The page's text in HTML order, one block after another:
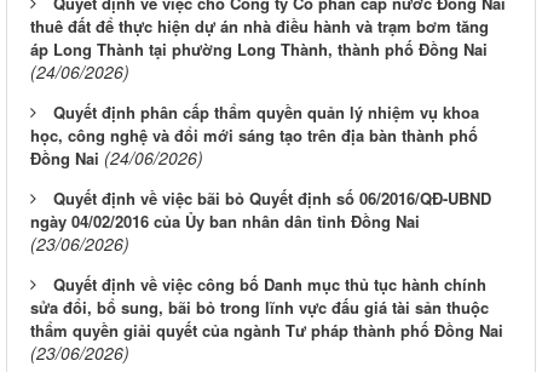
thuê đất để thực hiện dự án nhà điều hành và trạm bơm tăng
áp Long Thành tại phường Long Thành, thành phố Đồng Nai
(24/06/2026)
Quyết định phân cấp thẩm quyền quản lý nhiệm vụ khoa
học, công nghệ và đổi mới sáng tạo trên địa bàn thành phố
Đồng Nai (24/06/2026)
Quyết định về việc bãi bỏ Quyết định số 06/2016/QĐ-UBND
ngày 04/02/2016 của Ủy ban nhân dân tỉnh Đồng Nai
(23/06/2026)
Quyết định về việc công bố Danh mục thủ tục hành chính
sửa đổi, bổ sung, bãi bỏ trong lĩnh vực đấu giá tài sản thuộc
thẩm quyền giải quyết của ngành Tư pháp thành phố Đồng Nai
(23/06/2026)